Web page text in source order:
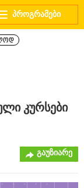
Toggle
navigation
კურსები
გაუზიარე